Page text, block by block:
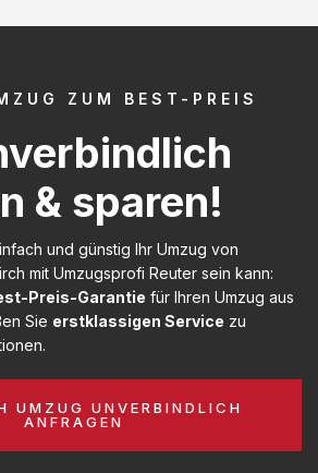
ZUM BEST-PREIS
& sparen!
und günstig Ihr Umzug von
mit Umzugsprofi Reuter sein kann:
Preis-Garantie für Ihren Umzug aus
Sie erstklassigen Service zu
UMZUG UNVERBINDLICH
ANFRAGEN